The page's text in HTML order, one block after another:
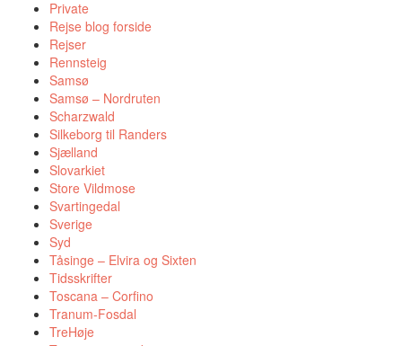
Private
Rejse blog forside
Rejser
Rennsteig
Samsø
Samsø – Nordruten
Scharzwald
Silkeborg til Randers
Sjælland
Slovarkiet
Store Vildmose
Svartingedal
Sverige
Syd
Tåsinge – Elvira og Sixten
Tidsskrifter
Toscana – Corfino
Tranum-Fosdal
TreHøje